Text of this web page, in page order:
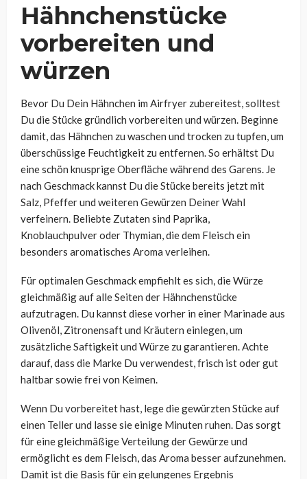
Hähnchenstücke
vorbereiten und
würzen
Bevor Du Dein Hähnchen im Airfryer zubereitest, solltest
Du die Stücke gründlich vorbereiten und würzen. Beginne
damit, das Hähnchen zu waschen und trocken zu tupfen, um
überschüssige Feuchtigkeit zu entfernen. So erhältst Du
eine schön knusprige Oberfläche während des Garens. Je
nach Geschmack kannst Du die Stücke bereits jetzt mit
Salz, Pfeffer und weiteren Gewürzen Deiner Wahl
verfeinern. Beliebte Zutaten sind Paprika,
Knoblauchpulver oder Thymian, die dem Fleisch ein
besonders aromatisches Aroma verleihen.
Für optimalen Geschmack empfiehlt es sich, die Würze
gleichmäßig auf alle Seiten der Hähnchenstücke
aufzutragen. Du kannst diese vorher in einer Marinade aus
Olivenöl, Zitronensaft und Kräutern einlegen, um
zusätzliche Saftigkeit und Würze zu garantieren. Achte
darauf, dass die Marke Du verwendest, frisch ist oder gut
haltbar sowie frei von Keimen.
Wenn Du vorbereitet hast, lege die gewürzten Stücke auf
einen Teller und lasse sie einige Minuten ruhen. Das sorgt
für eine gleichmäßige Verteilung der Gewürze und
ermöglicht es dem Fleisch, das Aroma besser aufzunehmen.
Damit ist die Basis für ein gelungenes Ergebnis